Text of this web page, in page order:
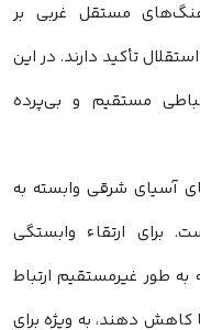
مستقل غربی بر
تأکید دارند. در این
مستقیم و بی‌پرده
آسیای شرقی وابسته به
برای ارتقاء وابستگی
طور غیرمستقیم ارتباط
کاهش دهند، به ویژه برای